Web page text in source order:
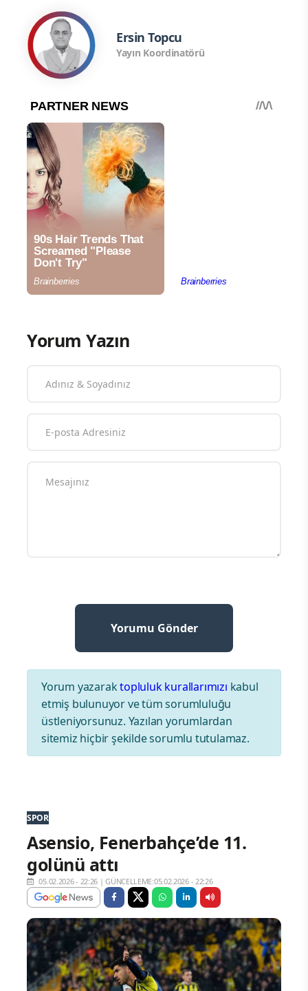
Ersin Topcu
Yayın Koordinatörü
Yorum Yazın
Yorum yazaraktopluluk kurallarımızı kabul
etmiş bulunuyor ve tüm sorumluluğu
üstleniyorsunuz. Yazılan yorumlardan
sitemiz hiçbir şekilde sorumlu tutulamaz.
SPOR
Asensio, Fenerbahçe’de 11.
golünü attı
05.02.2026 - 22:26 |GÜNCELLEME:05.02.2026 - 22:26